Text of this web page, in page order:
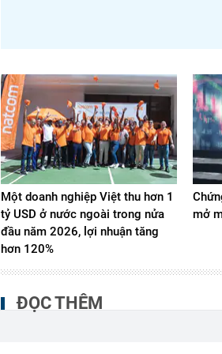
Một doanh nghiệp Việt thu hơn 1
tỷ USD ở nước ngoài trong nửa
đầu năm 2026, lợi nhuận tăng
hơn 120%
mở
ĐỌC THÊM